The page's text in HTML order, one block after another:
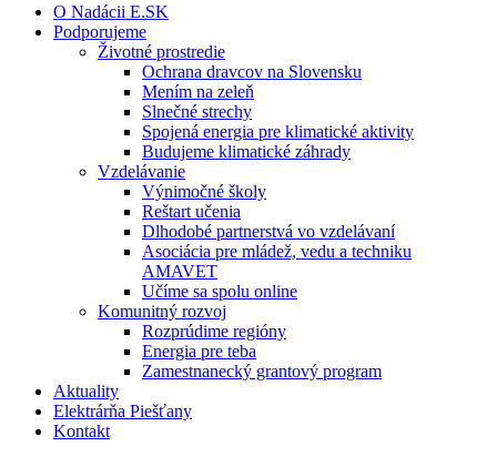
O Nadácii E.SK
Podporujeme
Životné prostredie
Ochrana dravcov na Slovensku
Mením na zeleň
Slnečné strechy
Spojená energia pre klimatické aktivity
Budujeme klimatické záhrady
Vzdelávanie
Výnimočné školy
Reštart učenia
Dlhodobé partnerstvá vo vzdelávaní
Asociácia pre mládež, vedu a techniku
AMAVET
Učíme sa spolu online
Komunitný rozvoj
Rozprúdime regióny
Energia pre teba
Zamestnanecký grantový program
Aktuality
Elektrárňa Piešťany
Kontakt